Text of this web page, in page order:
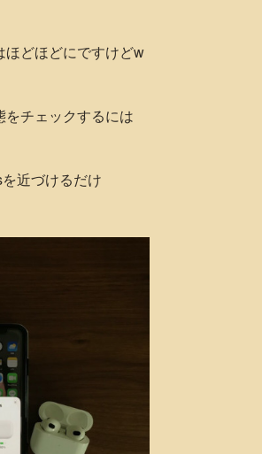
ほどほどにですけどw
チェックするには
近づけるだけ